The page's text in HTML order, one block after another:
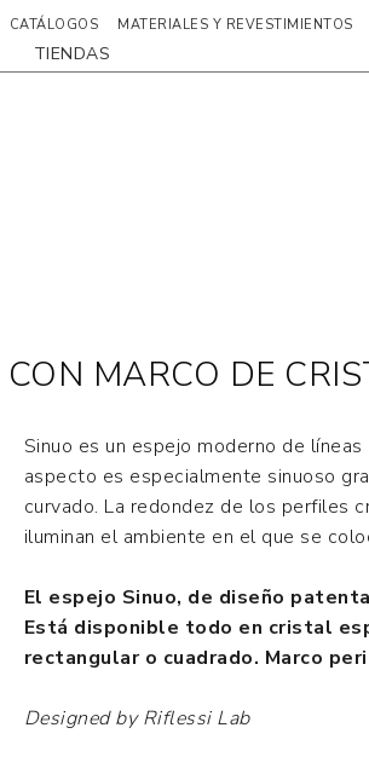
TIENDAS
CATÁLOGOS MATERIALES Y REVESTIMIENTOS
MARCO DE
Sinuo es un espejo moderno de
aspecto es especialmente sinuoso
curvado. La redondez de los perfiles
iluminan el ambiente en el que se
El espejo Sinuo, de diseño
Está disponible todo en cristal
rectangular o cuadrado. Marco
Designed by Riflessi Lab